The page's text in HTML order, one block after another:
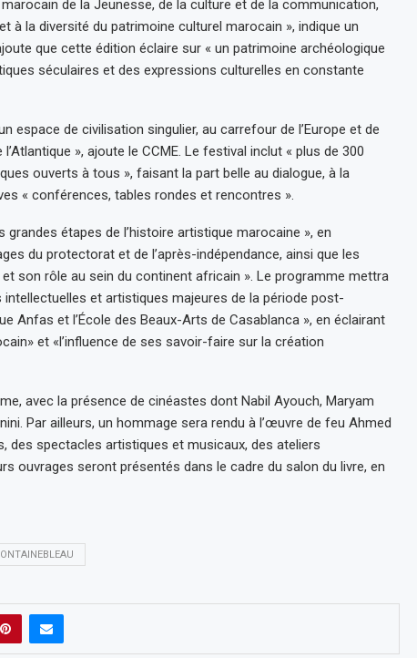
de la Jeunesse, de la culture et de la communication,
à la diversité du patrimoine culturel marocain », indique un
que cette édition éclaire sur « un patrimoine archéologique
séculaires et des expressions culturelles en constante
espace de civilisation singulier, au carrefour de l’Europe et de
», ajoute le CCME. Le festival inclut « plus de 300
ouverts à tous », faisant la part belle au dialogue, à la
« conférences, tables rondes et rencontres ».
étapes de l’histoire artistique marocaine », en
du protectorat et de l’après-indépendance, ainsi que les
et son rôle au sein du continent africain ». Le programme mettra
intellectuelles et artistiques majeures de la période post-
Anfas et l’École des Beaux-Arts de Casablanca », en éclairant
et «l’influence de ses savoir-faire sur la création
avec la présence de cinéastes dont Nabil Ayouch, Maryam
Par ailleurs, un hommage sera rendu à l’œuvre de feu Ahmed
des spectacles artistiques et musicaux, des ateliers
ouvrages seront présentés dans le cadre du salon du livre, en